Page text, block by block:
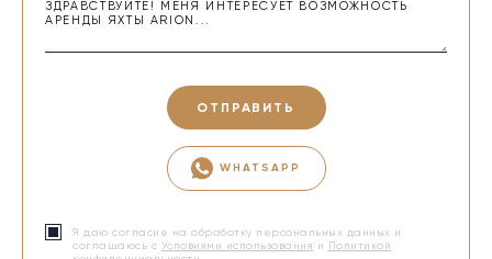
ОТПРАВИТЬ
WHATSAPP
Я даю согласие на обработку персональных данных и
соглашаюсь с Условиями использования и Политикой